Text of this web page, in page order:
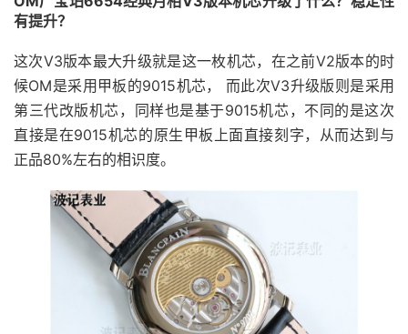
有提升？
这次V3版本最大升级就是这一枚机芯，在之前V2版本的时
候OM是采用甲板的9015机芯， 而此次V3升级版则是采用
第三代改版机芯，同样也是基于9015机芯，不同的是这次
直接是在9015机芯的原生甲板上面直接刻字，从而达到与
正品80%左右的相识度。